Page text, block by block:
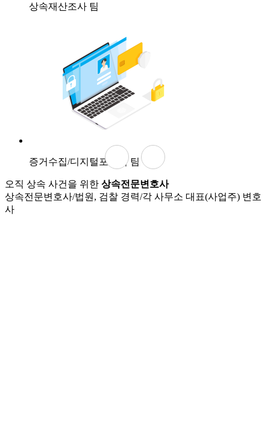
상속재산조사 팀
증거수집/디지털포렌식 팀
오직 상속 사건을 위한 상속전문변호사
상속전문변호사/법원, 검찰 경력/각 사무소 대표(사업주) 변호
사